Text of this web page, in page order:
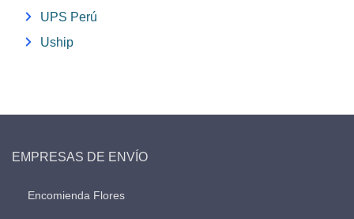
UPS Perú
Uship
EMPRESAS DE ENVÍO
Encomienda Flores